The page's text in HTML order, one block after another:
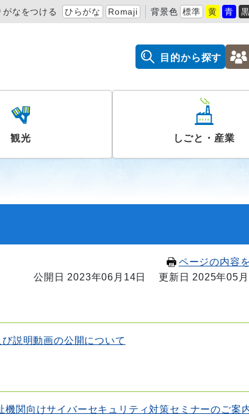
がなをつける ひらがな Romaji 背景色 標準 黄 青
目的から探す
観光 しごと・産業
ページの内容
公開日 2023年06月14日
更新日 2025年05
説明動画の公開について
関向けサイバーセキュリティ対策セミナーのご案